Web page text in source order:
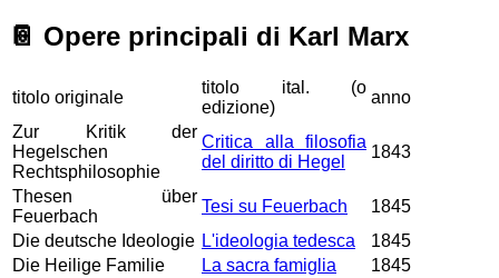
📔 Opere principali di Karl Marx
titolo originale
titolo ital. (o
edizione)
anno
Zur Kritik der
Hegelschen
Rechtsphilosophie
Critica alla filosofia
del diritto di Hegel
1843
Thesen über
Feuerbach
Tesi su Feuerbach
1845
Die deutsche Ideologie L'ideologia tedesca
1845
Die Heilige Familie
La sacra famiglia
1845